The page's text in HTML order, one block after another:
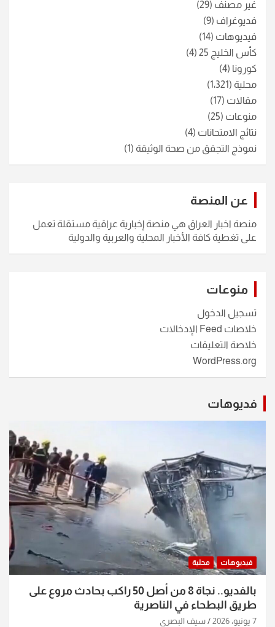
غير مصنف (29)
فديوغراف (9)
فيديوهات (14)
كأس الخليج 25
(4)
كورونا (4)
محلية (1٬321)
مقالات (17)
منوعات (25)
نتائج الامتحانات (4)
نموذج التجقق من صحة الوثيقة (1)
عن المنصة
منصة اخبار العراق هي منصة إخبارية عراقية مستقلة تعمل
على تغطية كافة الأخبار المحلية والعربية والدولية
منوعات
تسجيل الدخول
خلاصات Feed الإدخالات
خلاصة التعليقات
WordPress.org
فديوهات
فيديوهات محلية
بالفديو.. نجاة 8 من أصل 50 راكب بحادث مروع على
طريق البطحاء في الناصرية
7 يونيو، 2026 سيف البصري